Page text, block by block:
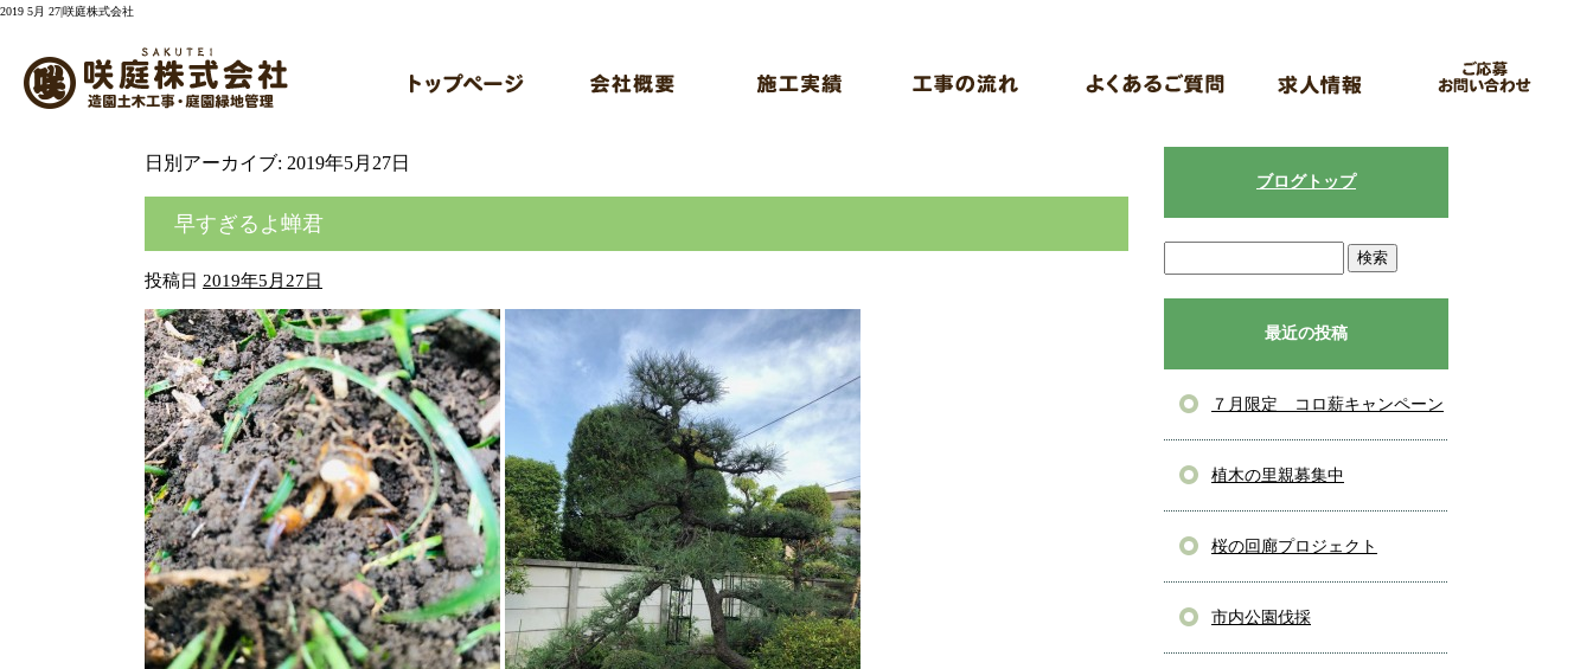
2019 5月 27|咲庭株式会社
日別アーカイブ: 2019年5月27日
早すぎるよ蝉君
投稿日 2019年5月27日
ブログトップ
最近の投稿
７月限定 コロ薪キャンペーン
植木の里親募集中
桜の回廊プロジェクト
市内公園伐採